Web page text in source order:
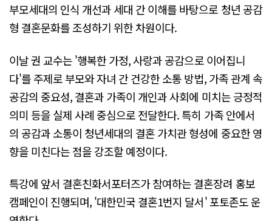
부모세대의 인식 개선과 세대 간 이해를 바탕으로 청년 공감
형 결혼문화를 조성하기 위한 차원이다.
이날 권 교수는 '행복한 가정, 사랑과 공감으로 이어집니
다'를 주제로 부모와 자녀 간 건강한 소통 방법, 가족 관계 속
공감의 중요성, 결혼과 가족이 개인과 사회에 미치는 긍정적
의미 등을 실제 사례 중심으로 전달한다. 특히 가족 안에서
의 공감과 소통이 청년세대의 결혼 가치관 형성에 중요한 영
향을 미친다는 점을 강조할 예정이다.
특강에 앞서 결혼친화서포터즈가 참여하는 결혼장려 홍보
캠페인이 진행되며, '대한민국 결혼1번지 달서' 포토존도 운